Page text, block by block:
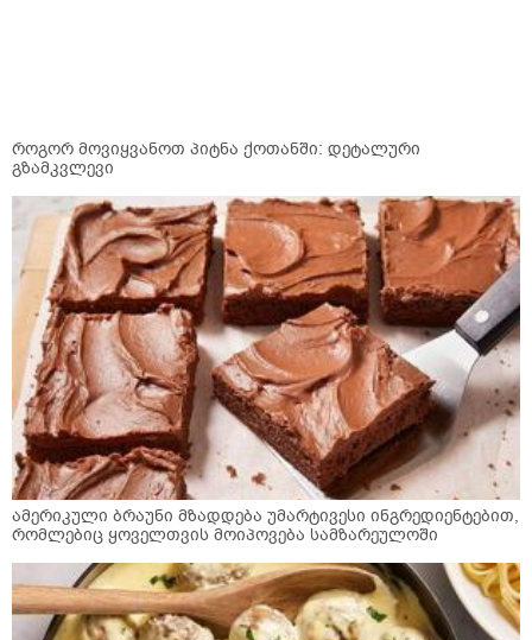
როგორ მოვიყვანოთ პიტნა ქოთანში: დეტალური
გზამკვლევი
ამერიკული ბრაუნი მზადდება უმარტივესი ინგრედიენტებით,
რომლებიც ყოველთვის მოიპოვება სამზარეულოში